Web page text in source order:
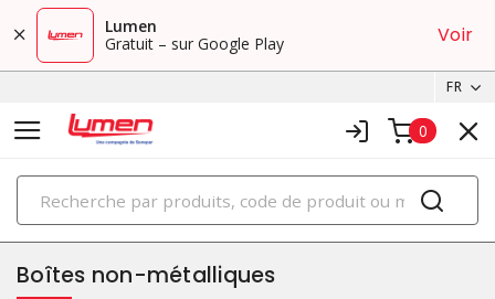
Lumen
Gratuit – sur Google Play
Voir
FR
0
PRODUITS
boîtes
Boîtes non-métalliques